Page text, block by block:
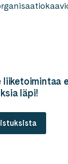
läpi!